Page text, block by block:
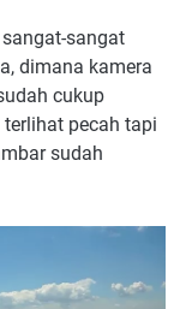
sangat
dimana kamera
cukup
pecah tapi
sudah